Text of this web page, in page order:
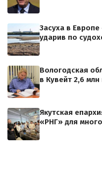
Засуха в
ударив по
Вологодская
в Кувейт 2,6
Якутская
«РНГ» для